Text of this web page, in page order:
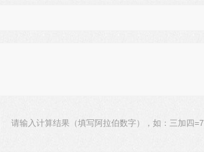
请输入计算结果（填写阿拉伯数字），如：三加四=7